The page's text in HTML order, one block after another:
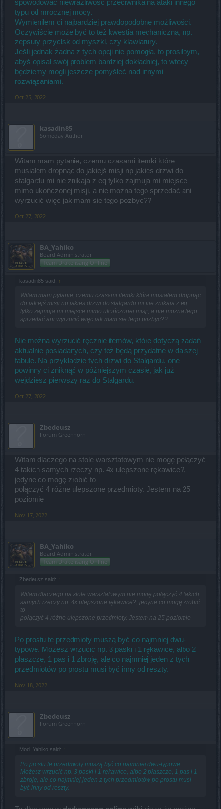
spowodować niewrażliwość przeciwnika na ataki innego
typu od mrocznej mocy.
Wymieniłem ci najbardziej prawdopodobne możliwości.
Oczywiście może być to też kwestia mechaniczna, np.
zepsuty przycisk od myszki, czy klawiatury.
Jeśli jednak żadna z tych opcji nie pomogła, to prosiłbym,
abyś opisał swój problem bardziej dokładniej, to wtedy
będziemy mogli jeszcze pomyśleć nad innymi
rozwiązaniami.
Oct 25, 2022
kasadin85
Someday Author
Witam mam pytanie, czemu czasami itemki które
musiałem dropnąc do jakiejś misji np jakies drzwi do
stalgardu mi nie znikaja z eq tylko zajmuja mi miejsce
mimo ukończonej misji, a nie można tego sprzedać ani
wyrzucić więc jak mam sie tego pozbyc??
Oct 27, 2022
BA_Yahiko
Board Administrator
Team Drakensang Online
kasadin85 said: ↑
Witam mam pytanie, czemu czasami itemki które musiałem dropnąc
do jakiejś misji np jakies drzwi do stalgardu mi nie znikaja z eq
tylko zajmuja mi miejsce mimo ukończonej misji, a nie można tego
sprzedać ani wyrzucić więc jak mam sie tego pozbyc??
Nie można wyrzucić ręcznie itemów, które dotyczą zadań
aktualnie posiadanych, czy też będą przydatne w dalszej
fabule. Na przykładzie tych drzwi do Stalgardu, one
powinny ci zniknąć w późniejszym czasie, jak już
wejdziesz pierwszy raz do Stalgardu.
Oct 27, 2022
Zbedeusz
Forum Greenhorn
Witam dlaczego na stole warsztatowym nie mogę połączyć
4 takich samych rzeczy np. 4x ulepszone rękawice?,
jedyne co mogę zrobić to
połączyć 4 różne ulepszone przedmioty. Jestem na 25
poziomie
Nov 17, 2022
BA_Yahiko
Board Administrator
Team Drakensang Online
Zbedeusz said: ↑
Witam dlaczego na stole warsztatowym nie mogę połączyć 4 takich
samych rzeczy np. 4x ulepszone rękawice?, jedyne co mogę zrobić
to
połączyć 4 różne ulepszone przedmioty. Jestem na 25 poziomie
Po prostu te przedmioty muszą być co najmniej dwu-
typowe. Możesz wrzucić np. 3 paski i 1 rękawice, albo 2
płaszcze, 1 pas i 1 zbroję, ale co najmniej jeden z tych
przedmiotów po prostu musi być inny od reszty.
Nov 18, 2022
Zbedeusz
Forum Greenhorn
Mod_Yahiko said: ↑
Po prostu te przedmioty muszą być co najmniej dwu-typowe.
Możesz wrzucić np. 3 paski i 1 rękawice, albo 2 płaszcze, 1 pas i 1
zbroję, ale co najmniej jeden z tych przedmiotów po prostu musi
być inny od reszty.